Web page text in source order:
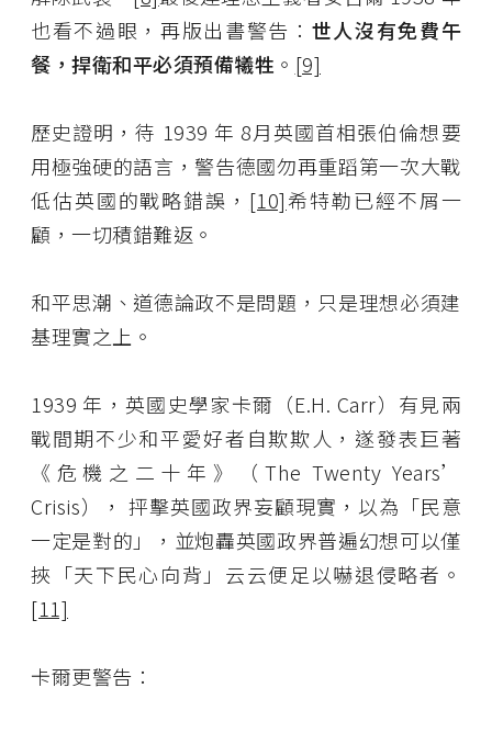
也看不過眼，再版出書警告： 世人沒有免費午
餐，捍衛和平必須預備犧牲 。 [9]
歷史證明，待 1939 年 8月英國首相張伯倫想要
用極強硬的語言，警告德國勿再重蹈第一次大戰
低估英國的戰略錯誤， [10]希特勒已經不屑一
顧，一切積錯難返。
和平思潮、道德論政不是問題，只是理想必須建
基理實之上。
1939 年，英國史學家卡爾（E.H. Carr）有見兩
戰間期不少和平愛好者自欺欺人，遂發表巨著
《危機之二十年》（The Twenty Years’
Crisis）， 抨擊英國政界妄顧現實，以為「民意
一定是對的」，並炮轟英國政界普遍幻想可以僅
挾「天下民心向背」云云便足以嚇退侵略者。
[11]
卡爾更警告：